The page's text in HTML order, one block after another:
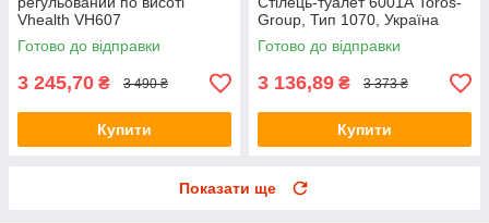
Vhealth VH607
Готово до відправки
3 245,70 ₴ 3 490 ₴
Купити
Group, Тип 1070, Україна
Готово до відправки
3 136,89 ₴ 3 373 ₴
Купити
Показати ще